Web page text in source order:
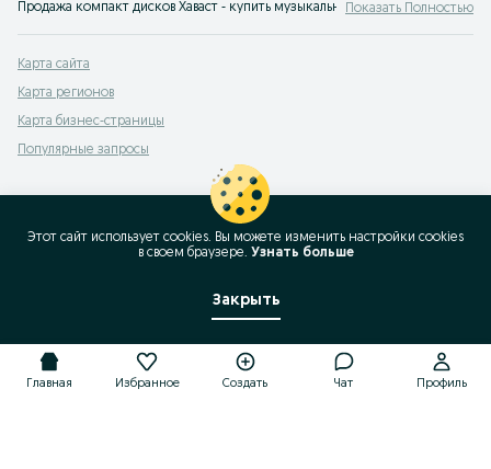
Продажа компакт дисков Хаваст - купить музыкальные пластинки и CD на
Показать Полностью
Карта сайта
Карта регионов
Карта бизнес-страницы
Популярные запросы
Главная Избранное Создать Чат Профиль
Этот сайт использует cookies. Вы можете изменить настройки cookies
в своeм браузере. Узнать больше
Закрыть